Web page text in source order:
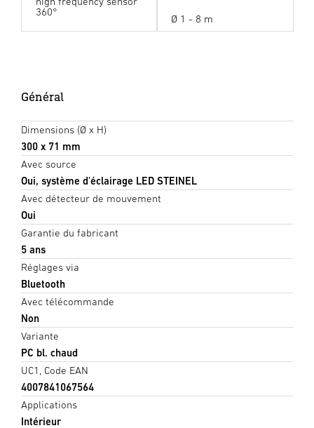
360°
Ø 1 - 8 m
Général
Dimensions (Ø x H)
300 x 71 mm
Avec source
Oui, système d'éclairage LED STEINEL
Avec détecteur de mouvement
Oui
Garantie du fabricant
5 ans
Réglages via
Bluetooth
Avec télécommande
Non
Variante
PC bl. chaud
UC1, Code EAN
4007841067564
Applications
Intérieur